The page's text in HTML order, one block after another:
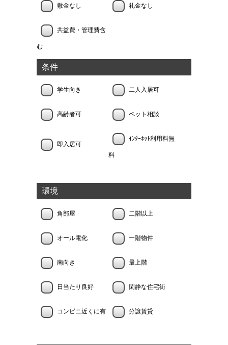
敷金なし 礼金なし
共益費・管理費含
む
条件
学生向き 二人入居可
高齢者可 ペット相談
即入居可
ｲﾝﾀｰﾈｯﾄ利用料無
料
環境
角部屋 二階以上
オール電化 一階物件
南向き 最上階
日当たり良好 閑静な住宅街
コンビニ近くに有 分譲賃貸